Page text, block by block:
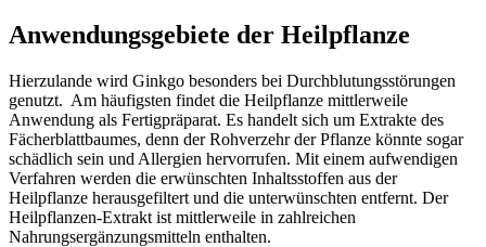
Anwendungsgebiete der Heilpflanze
Hierzulande wird Ginkgo besonders bei Durchblutungsstörungen
genutzt. Am häufigsten findet die Heilpflanze mittlerweile
Anwendung als Fertigpräparat. Es handelt sich um Extrakte des
Fächerblattbaumes, denn der Rohverzehr der Pflanze könnte sogar
schädlich sein und Allergien hervorrufen. Mit einem aufwendigen
Verfahren werden die erwünschten Inhaltsstoffen aus der
Heilpflanze herausgefiltert und die unterwünschten entfernt. Der
Heilpflanzen-Extrakt ist mittlerweile in zahlreichen
Nahrungsergänzungsmitteln enthalten.